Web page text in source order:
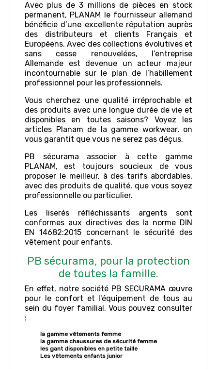
Avec plus de 3 millions de pièces en stock
permanent, PLANAM le fournisseur allemand
bénéficie d’une excellente réputation auprès
des distributeurs et clients Français et
Européens. Avec des collections évolutives et
sans cesse renouvelées, l’entreprise
Allemande est devenue un acteur majeur
incontournable sur le plan de l’habillement
professionnel pour les professionnels.
Vous cherchez une qualité irréprochable et
des produits avec une longue durée de vie et
disponibles en toutes saisons? Voyez les
articles Planam de la gamme workwear, on
vous garantit que vous ne serez pas déçus.
PB sécurama associer à cette gamme
PLANAM, est toujours soucieux de vous
proposer le meilleur, à des tarifs abordables,
avec des produits de qualité, que vous soyez
professionnelle ou particulier.
Les liserés réfléchissants argents sont
conformes aux directives des la norme DIN
EN 14682:2015 concernant le sécurité des
vêtement pour enfants.
PB sécurama, pour la protection
de toutes la famille.
En effet, notre société PB SECURAMA œuvre
pour le confort et l'équipement de tous au
sein du foyer familial. Vous pouvez consulter
:
la gamme vêtements femme
la gamme chaussures de sécurité femme
les gant disponibles en petite taille
Les vêtements enfants junior